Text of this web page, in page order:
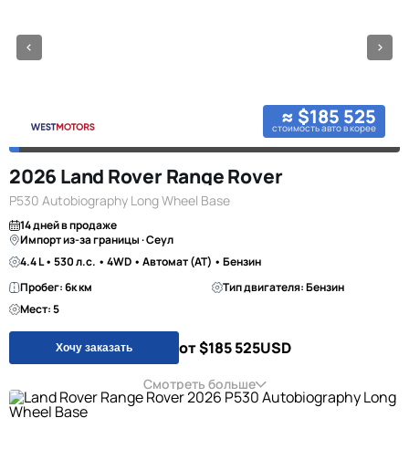
≈ $185 525
стоимость авто в корее
2026 Land Rover Range Rover
P530 Autobiography Long Wheel Base
14 дней в продаже
Импорт из-за границы · Сеул
4.4 L • 530 л.с. • 4WD • Автомат (AT) • Бензин
Пробег: 6к км
Тип двигателя: Бензин
Мест: 5
Хочу заказать от $185 525USD
Смотреть больше